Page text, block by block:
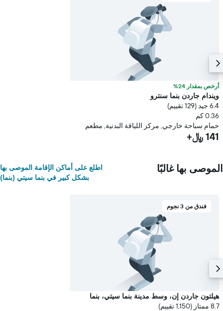
أرخص بمقدار 24%
ويندام جاردن بنما سنترو
6.4 جيد (129 تقييم)
0.36 كم
حمام سباحة خارجي, مركز اللياقة البدنية, مطعم
141 ﷼+
الموصى بها غالبًا
اطلع على أماكن الإقامة الموصى بها
بشكل كبير في بنما سيتي (بنما)
فندق من 3 نجوم
هيلتون جاردن إن، وسط مدينة بنما سيتي، بنما
8.7 ممتاز (1,150 تقييم)